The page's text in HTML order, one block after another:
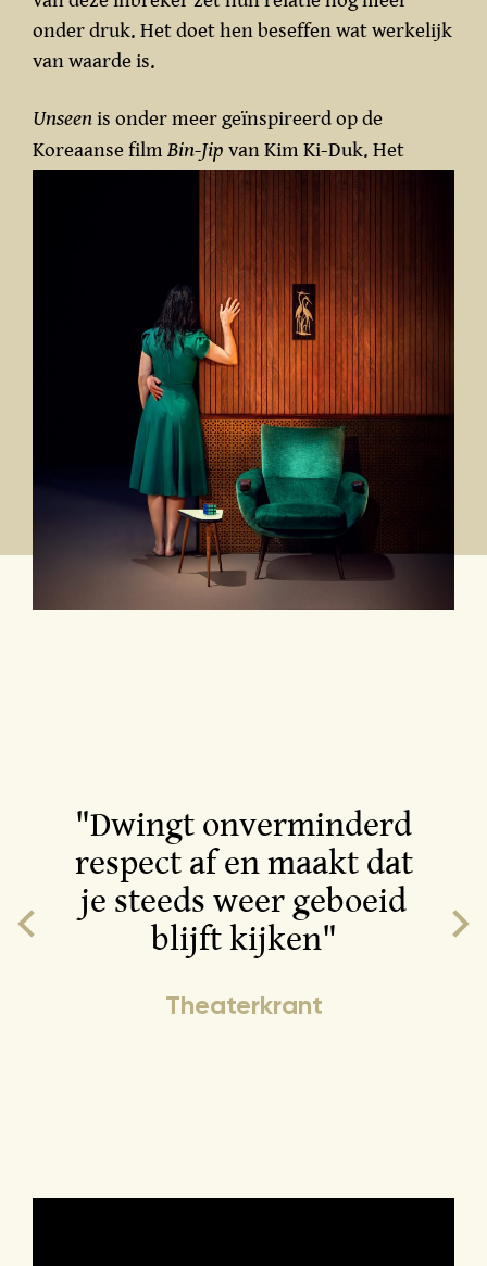
onder druk. Het doet hen beseffen wat werkelijk
van waarde is.
Unseenis onder meer geïnspireerd op de
Koreaanse filmBin-Jip van Kim Ki-Duk. Het
toont Ahlboms fascinatie voor ongrijpbare en
is deze voorstelling
poëtisch, fysiek en humorvol.
"Dwingt onverminderd
respect af en maakt dat
je steeds weer geboeid
blijft kijken"
Theaterkrant